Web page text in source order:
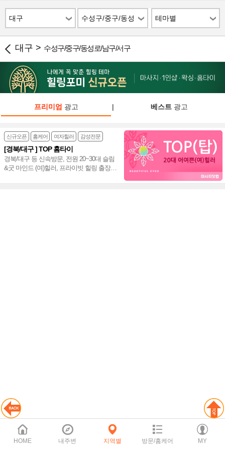
대구
수성구/중구/동성
로/남구/서구
테마별
대구 > 수성구/중구/동성로/남구/서구
프리미엄 광고 | 베스트광고
신규오픈 홈케어 여자힐러 감성전문
[경북/대구 ] TOP 홈타이
경북/대구 등 신속방문, 전원 20~30대 슬림
&굿 마인드 (여)힐러, 프라이빗 힐링 출장
HOME 내주변 지역별 방문/홈케어 MY